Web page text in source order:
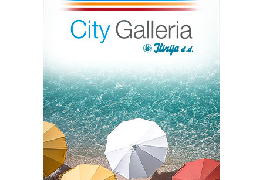
kipovima u Hrvatskoj. Klesar Vlado Knežević radio ga je
osamnaest mjeseci u klesarskoj radnji ‘Markvinia’ u
Biogradu na Moru. Kip se nalazi uz jedan od
najprometnijih pomorskih kanala između otoka Ugljana i
Pašmana kojim tijekom sezone dnevno prođe više od
dvije tisuće plovila. Želja župljana je da kip posjetiteljima
i prolaznicima koji plove tim kanalom bude
svjedočanstvo vjere, da se na tom mjestu časti Marija. Taj
projekt župe Kukljica pomogli su Općina Kukljica te
drugi dobročinitelji i donatori.